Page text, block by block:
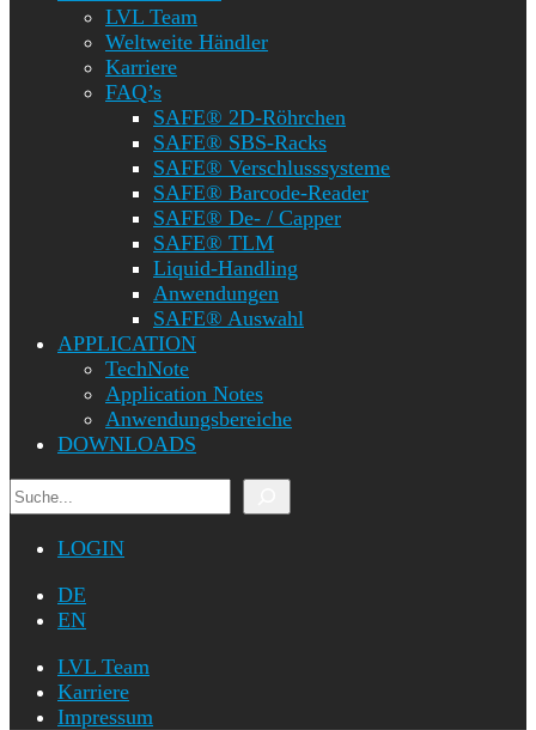
LVL Team
Weltweite Händler
Karriere
FAQ’s
SAFE® 2D-Röhrchen
SAFE® SBS-Racks
SAFE® Verschlusssysteme
SAFE® Barcode-Reader
SAFE® De- / Capper
SAFE® TLM
Liquid-Handling
Anwendungen
SAFE® Auswahl
APPLICATION
TechNote
Application Notes
Anwendungsbereiche
DOWNLOADS
Suchen
LOGIN
DE
EN
LVL Team
Karriere
Impressum